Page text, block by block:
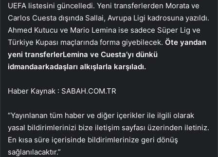
UEFA listesini güncelledi. Yeni transferlerden Morata ve
Carlos Cuesta dışında Sallai, Avrupa Ligi kadrosuna yazıldı.
Ahmed Kutucu ve Mario Lemina ise sadece Süper Lig ve
Türkiye Kupası maçlarında forma giyebilecek. Öte yandan
yeni transferlerLemina ve Cuesta’yı dünkü
idmandaarkadaşları alkışlarla karşıladı.
Haber Kaynak : SABAH.COM.TR
“Yayınlanan tüm haber ve diğer içerikler ile ilgili olarak
yasal bildirimlerinizi bize iletişim sayfası üzerinden iletiniz.
En kısa süre içerisinde bildirimlerinize geri dönüş
sağlanılacaktır.”